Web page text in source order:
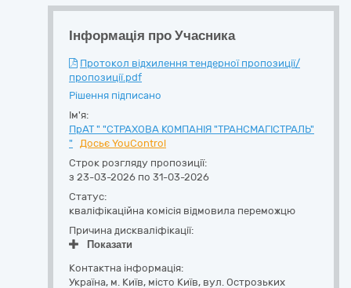
Інформація про Учасника
Протокол відхилення тендерної пропозиції/
пропозиції.pdf
Рішення підписано
Ім'я:
ПрАТ " "СТРАХОВА КОМПАНІЯ "ТРАНСМАГІСТРАЛЬ"
"
Досьє YouControl
Строк розгляду пропозиції:
з 23-03-2026 по 31-03-2026
Статус:
кваліфікаційна комісія відмовила переможцю
Причина дискваліфікації:
Показати
Контактна інформація:
Україна, м. Київ, місто Київ, вул. Острозьких